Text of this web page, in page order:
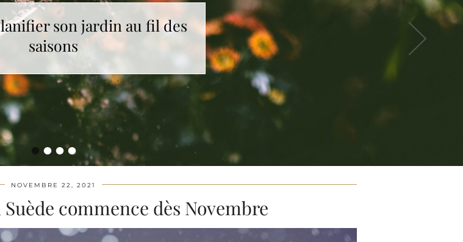
••••
son jardin au fil des
saisons
le cadeau de Noël idéal
?
NOVEMBRE 22, 2021
commence dès Novembre